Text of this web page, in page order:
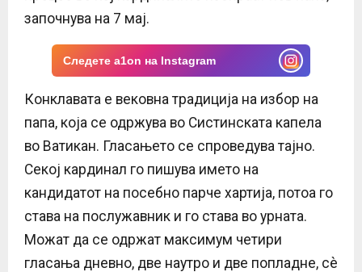
Uзапочнува на 7 мај.
Следете a1on на Instagram
Конклавата е вековна традиција на избор на
папа, која се одржува во Систинската капела
во Ватикан. Гласањето се спроведува тајно.
Секој кардинал го пишува името на
кандидатот на посебно парче хартија, потоа го
става на послужавник и го става во урната.
Можат да се одржат максимум четири
гласања дневно, две наутро и две попладне, сè